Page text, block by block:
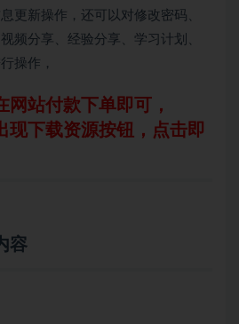
更新操作，还可以对修改密码、
频分享、经验分享、学习计划、
操作，
网站付款下单即可，
现下载资源按钮，点击即
容